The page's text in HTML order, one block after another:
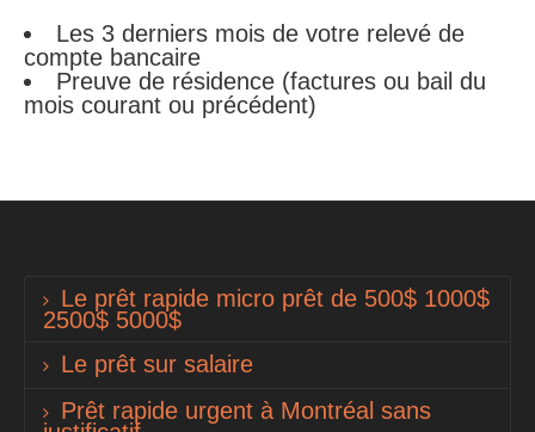
Les 3 derniers mois de votre relevé de
compte bancaire
Preuve de résidence (factures ou bail du
mois courant ou précédent)
Le prêt rapide micro prêt de 500$ 1000$
2500$ 5000$
Le prêt sur salaire
Prêt rapide urgent à Montréal sans